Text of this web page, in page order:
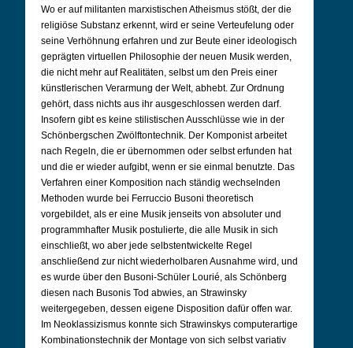
Wo er auf militanten marxistischen Atheismus stößt, der die
religiöse Substanz erkennt, wird er seine Verteufelung oder
seine Verhöhnung erfahren und zur Beute einer ideologisch
geprägten virtuellen Philosophie der neuen Musik werden,
die nicht mehr auf Realitäten, selbst um den Preis einer
künstlerischen Verarmung der Welt, abhebt. Zur Ordnung
gehört, dass nichts aus ihr ausgeschlossen werden darf.
Insofern gibt es keine stilistischen Ausschlüsse wie in der
Schönbergschen Zwölftontechnik. Der Komponist arbeitet
nach Regeln, die er übernommen oder selbst erfunden hat
und die er wieder aufgibt, wenn er sie einmal benutzte. Das
Verfahren einer Komposition nach ständig wechselnden
Methoden wurde bei Ferruccio Busoni theoretisch
vorgebildet, als er eine Musik jenseits von absoluter und
programmhafter Musik postulierte, die alle Musik in sich
einschließt, wo aber jede selbstentwickelte Regel
anschließend zur nicht wiederholbaren Ausnahme wird, und
es wurde über den Busoni-Schüler Lourié, als Schönberg
diesen nach Busonis Tod abwies, an Strawinsky
weitergegeben, dessen eigene Disposition dafür offen war.
Im Neoklassizismus konnte sich Strawinskys computerartige
Kombinationstechnik der Montage von sich selbst variativ